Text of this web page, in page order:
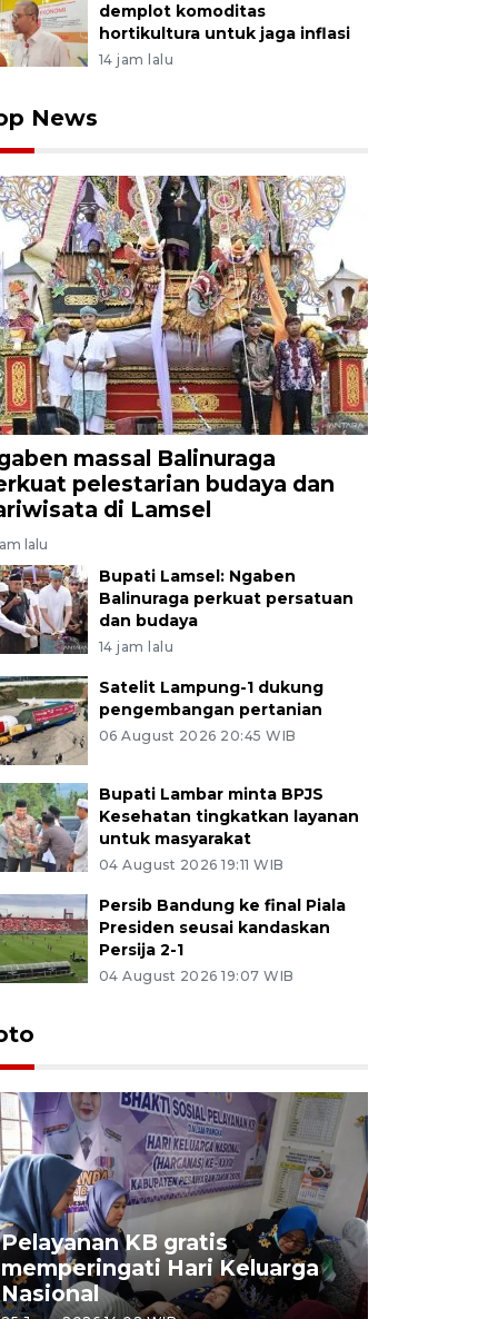
demplot komoditas
hortikultura untuk jaga inflasi
14 jam lalu
News
massal Balinuraga
pelestarian budaya dan
di Lamsel
lalu
Bupati Lamsel: Ngaben
Balinuraga perkuat persatuan
dan budaya
14 jam lalu
Satelit Lampung-1 dukung
pengembangan pertanian
06 August 2026 20:45 WIB
Bupati Lambar minta BPJS
Kesehatan tingkatkan layanan
untuk masyarakat
04 August 2026 19:11 WIB
Persib Bandung ke final Piala
Presiden seusai kandaskan
Persija 2-1
04 August 2026 19:07 WIB
Pelayanan KB gratis
memperingati Hari Keluarga
Nasional